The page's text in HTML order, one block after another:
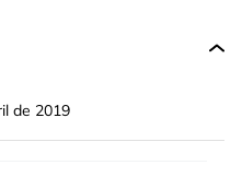
de 2019